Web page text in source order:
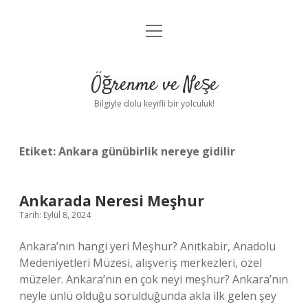
Anasayfa
Yasal Uyarı
menüyü
Öğrenme ve Neşe
Bilgiyle dolu keyifli bir yolculuk!
Etiket:Ankara günübirlik nereye gidilir
Ankarada Neresi Meşhur
Tarih: Eylül 8, 2024
Ankara’nın hangi yeri Meşhur? Anıtkabir, Anadolu
Medeniyetleri Müzesi, alışveriş merkezleri, özel
müzeler. Ankara’nın en çok neyi meşhur? Ankara’nın
neyle ünlü olduğu sorulduğunda akla ilk gelen şey